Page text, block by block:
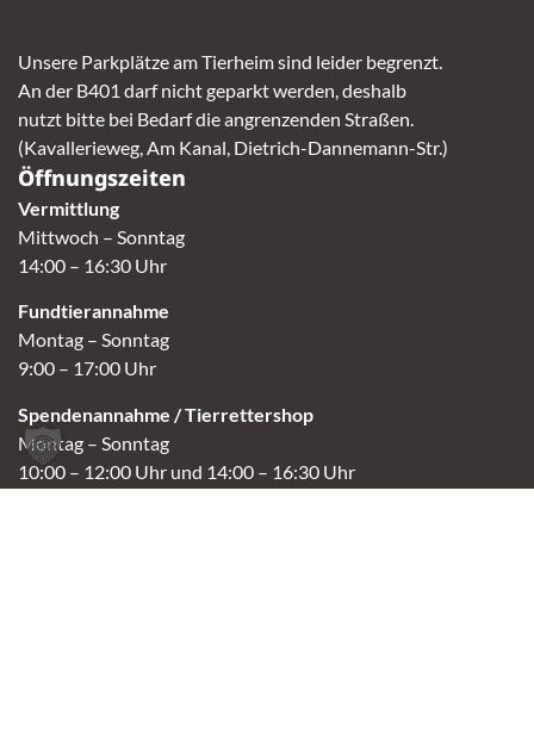
Unsere Parkplätze am Tierheim sind leider begrenzt.
An der B401 darf nicht geparkt werden, deshalb
nutzt bitte bei Bedarf die angrenzenden Straßen.
(Kavallerieweg, Am Kanal, Dietrich-Dannemann-Str.)
Öffnungszeiten
Vermittlung
Mittwoch – Sonntag
14:00 – 16:30 Uhr
Fundtierannahme
Montag – Sonntag
9:00 – 17:00 Uhr
Spendenannahme / Tierrettershop
Montag – Sonntag
10:00 – 12:00 Uhr und 14:00 – 16:30 Uhr